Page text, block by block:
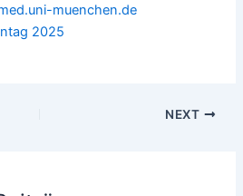
muenchen.de
2025
NEXT